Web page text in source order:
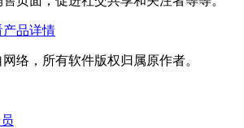
产品详情
络，所有软件版权归属原作者。